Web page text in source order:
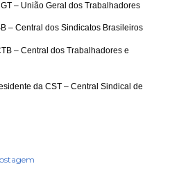
– União Geral dos Trabalhadores
– Central dos Sindicatos Brasileiros
– Central dos Trabalhadores e
da CST – Central Sindical de